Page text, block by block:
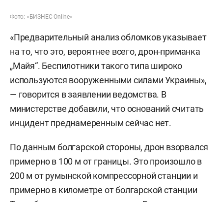
Фото: «БИЗНЕС Online»
«Предварительный анализ обломков указывает
на то, что это, вероятнее всего, дрон-приманка
„Майя“. Беспилотники такого типа широко
используются вооруженными силами Украины»,
— говорится в заявлении ведомства. В
министерстве добавили, что оснований считать
инцидент преднамеренным сейчас нет.
По данным болгарской стороны, дрон взорвался
примерно в 100 м от границы. Это произошло в
200 м от румынской компрессорной станции и
примерно в километре от болгарской станции